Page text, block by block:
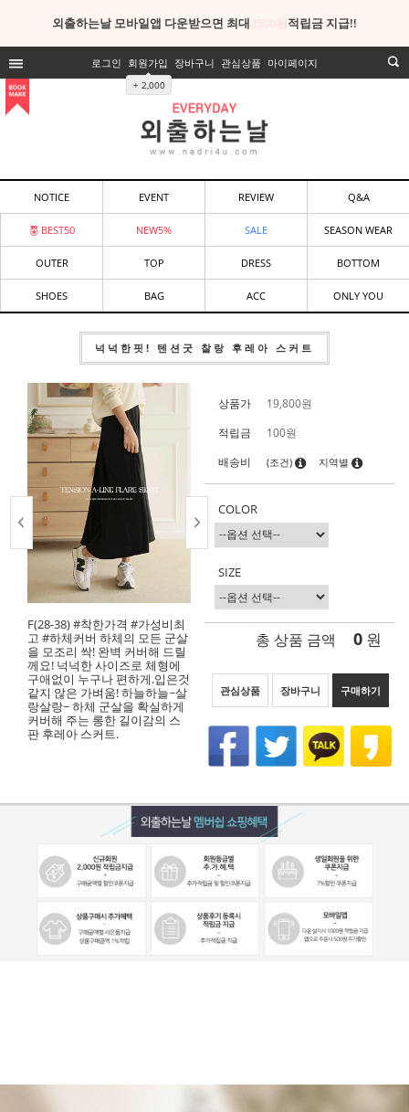
외출하는날 모바일앱 다운받으면 최대 적립금 지급!!
로그인 회원가입
+ 2,000
장바구니 관심상품 마이페이지
NOTICE EVENT REVIEW Q&A
BEST50 NEW5% SALE SEASON WEAR
OUTER TOP DRESS BOTTOM
SHOES BAG ACC ONLY YOU
넉넉한핏! 텐션굿 찰랑 후레아 스커트
F(28-38) #착한가격 #가성비최
고 #하체커버 하체의 모든 군살
을 모조리 싹! 완벽 커버해 드릴
께요! 넉넉한 사이즈로 체형에
구애없이 누구나 편하게.입은것
같지 않은 가벼움! 하늘하늘~살
랑살랑~ 하체 군살을 확실하게
커버해 주는 롱한 길이감의 스
판 후레아 스커트.
상품가 19,800원
적립금
100원
배송비
(조건) 지역별
COLOR
SIZE
총 상품 금액 0 원
관심상품 장바구니 구매하기